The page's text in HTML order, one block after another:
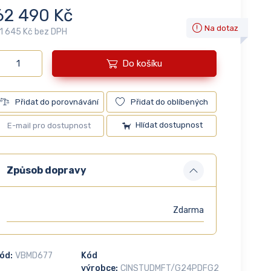
490 Kč
645 Kč bez DPH Na dotaz
Do košíku
Přidat do porovnávání Přidat do oblíbených
Hlídat dostupnost
Způsob dopravy
Zdarma
VBMD677
Kód
výrobce: CINSTUDMFT/G24PDFG2